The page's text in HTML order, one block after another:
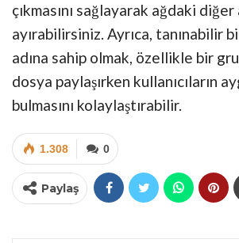
çıkmasını sağlayarak ağdaki
ayırabilirsiniz. Ayrıca, tanınabilir
adına sahip olmak, özellikle bir
dosya paylaşırken kullanıcıların
bulmasını kolaylaştırabilir.
0
1.308
Paylaş